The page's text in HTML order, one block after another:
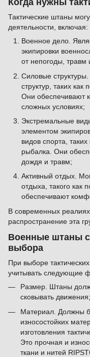
Тактические штаны
деятельности, включая:
Военное дело.
экипировки
от непогоды, травм
Силовые
структур, таких
Они обеспечивают
сложных условиях;
Экстремальные
элементом
видов спорта,
рыбалка. Они
дождя и травм;
Активный отдых.
отдыха, такого как
обеспечивают
В современных
распространение эта
Военные штаны с
выбора
При выборе
учитывать следующие
Размер. Штаны
сковывать движения;
Материал. Должны
износостойких
изготовления
Это прочная и
ткани и нитей